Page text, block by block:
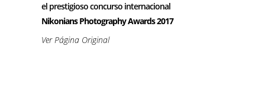
el prestigioso concurso internacional
Nikonians Photography Awards2017
Ver Página Original